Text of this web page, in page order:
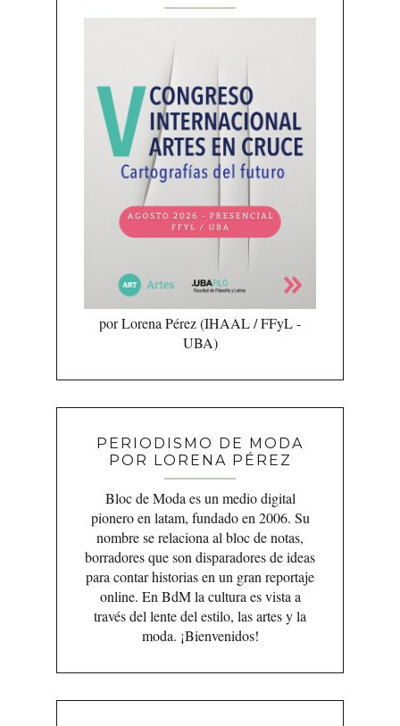
por Lorena Pérez (IHAAL / FFyL -
UBA)
PERIODISMO DE MODA
POR LORENA PÉREZ
Bloc de Moda es un medio digital
pionero en latam, fundado en 2006. Su
nombre se relaciona al bloc de notas,
borradores que son disparadores de ideas
para contar historias en un gran reportaje
online. En BdM la cultura es vista a
través del lente del estilo, las artes y la
moda. ¡Bienvenidos!